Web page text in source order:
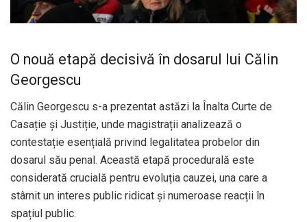
O nouă etapă decisivă în dosarul lui Călin
Georgescu
Călin Georgescu s-a prezentat astăzi la Înalta Curte de
Casație și Justiție, unde magistrații analizează o
contestație esențială privind legalitatea probelor din
dosarul său penal. Această etapă procedurală este
considerată crucială pentru evoluția cauzei, una care a
stârnit un interes public ridicat și numeroase reacții în
spațiul public.